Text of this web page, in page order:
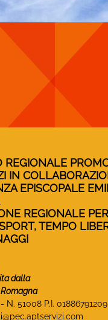
REGIONALE
IN
EPISCOPALE
REGIONALE
TEMPO
dalla
N. 51008 P.I. 01886791209.